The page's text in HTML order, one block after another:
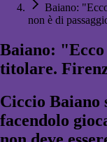
Baiano:
non è di
Baiano: "Ecco
titolare.
Ciccio
facendolo